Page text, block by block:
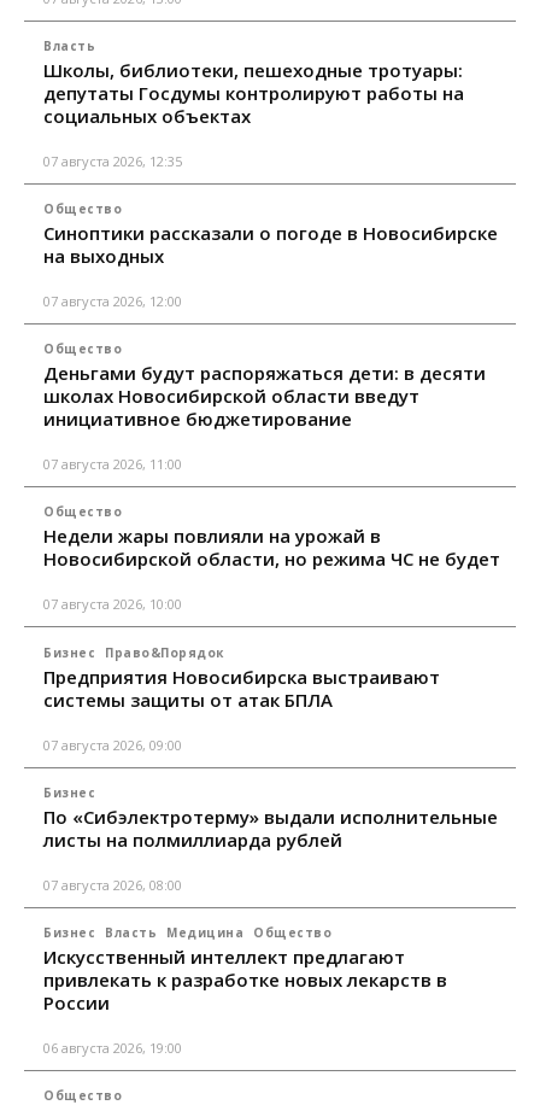
Власть
Школы, библиотеки, пешеходные тротуары:
депутаты Госдумы контролируют работы на
социальных объектах
07 августа 2026, 12:35
Общество
Синоптики рассказали о погоде в Новосибирске
на выходных
07 августа 2026, 12:00
Общество
Деньгами будут распоряжаться дети: в десяти
школах Новосибирской области введут
инициативное бюджетирование
07 августа 2026, 11:00
Общество
Недели жары повлияли на урожай в
Новосибирской области, но режима ЧС не будет
07 августа 2026, 10:00
Бизнес Право&Порядок
Предприятия Новосибирска выстраивают
системы защиты от атак БПЛА
07 августа 2026, 09:00
Бизнес
По «Сибэлектротерму» выдали исполнительные
листы на полмиллиарда рублей
07 августа 2026, 08:00
Бизнес Власть Медицина Общество
Искусственный интеллект предлагают
привлекать к разработке новых лекарств в
России
06 августа 2026, 19:00
Общество